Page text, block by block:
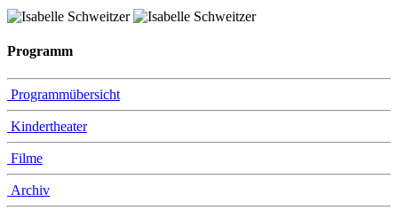
Programm
Programmübersicht
Kindertheater
Filme
Archiv